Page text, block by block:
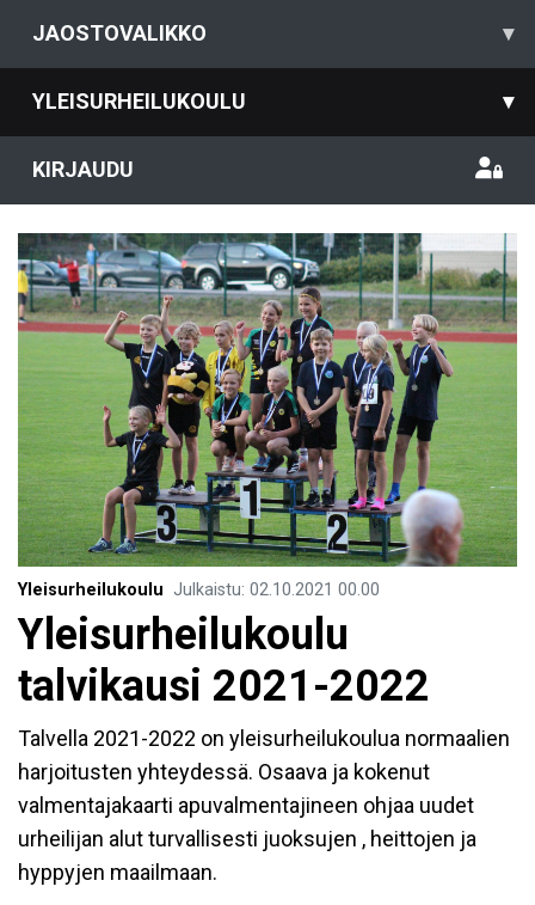
JAOSTOVALIKKO ▾
YLEISURHEILUKOULU ▾
KIRJAUDU
Yleisurheilukoulu Julkaistu: 02.10.2021 00.00
Yleisurheilukoulu
talvikausi 2021-2022
Talvella 2021-2022 on yleisurheilukoulua normaalien
harjoitusten yhteydessä. Osaava ja kokenut
valmentajakaarti apuvalmentajineen ohjaa uudet
urheilijan alut turvallisesti juoksujen , heittojen ja
hyppyjen maailmaan.